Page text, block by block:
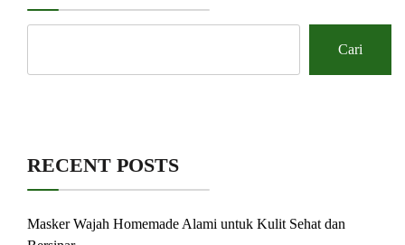
Cari
RECENT POSTS
Masker Wajah Homemade Alami untuk Kulit Sehat dan